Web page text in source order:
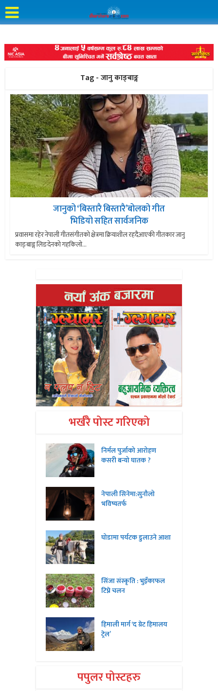
Tag - जानु काङ्बाङ्ग
जानुको ‘बिस्तारै बिस्तारै’बोलको गीत
भिडियो सहित सार्वजनिक
प्रवासमा रहेर नेपाली गीतसंगीतको क्षेत्रमा क्रियाशील रहदैआएकी गीतकार जानु
काङ्बाङ्ग लिङदेनको गहकिलो...
भर्खरै पोस्ट गरिएको
निर्मल पुर्जाको आरोहण
कसरी बन्यो घातक ?
नेपाली सिनेमा:सुनौलो
भविष्यतर्फ
घोडामा पर्यटक डुलाउने आशा
सिंजा संस्कृति : भुइँकाफल
टिप्ने चलन
हिमाली मार्ग ‘द ग्रेट हिमालय
ट्रेल’
पपुलर पोस्टहरु